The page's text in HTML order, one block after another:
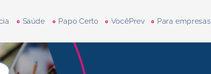
Saúde Papo Certo VocêPrev Para empresas